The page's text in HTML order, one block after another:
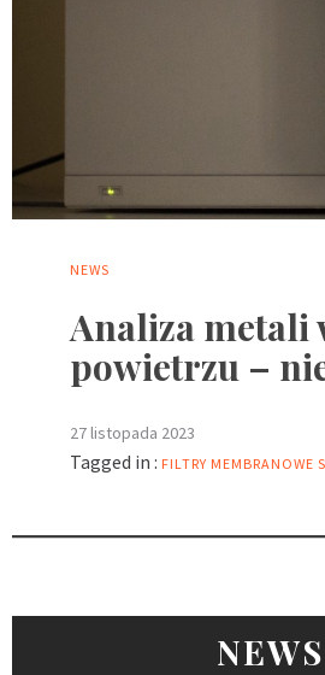
NEWS
Analiza metali
powietrzu –
27 listopada 2023
Tagged in : FILTRY MEMBRANOWE
NEWS